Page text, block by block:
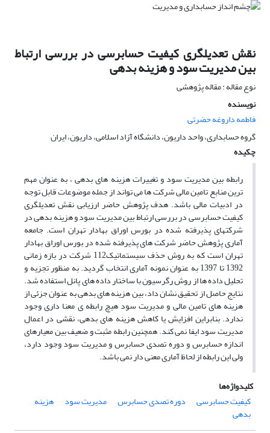
نقش تعدیلگری کیفیت حسابرسی در بررسی ارتباط
بین مدیریت سود و هزینه بدهی
نوع مقاله : مقاله پژوهشی
نویسنده
فاطمه داروغه حضرتی
گروه حسابداری، واحد داریون، دانشگاه آزاد اسلامی، داریون، ایران
چکیده
رابطه بین مدیریت سود و تغییرات هزینه های بدهی ، به عنوان مهم
ترین منابع تامین مالی شرکت ها می تواند از جمله موضوعات قابل توجه
در ادبیات مالی باشد. هدف پژوهش حاضر ارزیابی نقش تعدیلگری
کیفیت حسابرسی در بررسی ارتباط بین مدیریت سود و هزینه بدهی در
شرکتهای پذیرفته شده در بورس اوراق بهادار تهران است. جامعه
آماری پژوهش حاضر شرکت های پذیرفته شده در بورس اوراق بهادار
تهران است که به روش حذف سیستماتیک112 شرکت در بازه زمانی
1392 تا 1397 به عنوان نمونه آماری انتخاب گردید. به منظور تجزیه و
تحلیل داده ها از روش رگرسیون با ساختار داده های پانل استفاده شد.
نتایج حاصل از تحقیق نشان داد، بین هزینه های بدهی به عنوان جزئی از
هزینه های تامین مالی و مدیریت سود هیچ رابطه ی معنا داری وجود
ندارد. بنابراین افزایش یا کاهش هزینه های بدهی، نقشی در اعمال
مدیریت سود ایفا نمی کند. همچنین رابطه مثبت و ضعیف بین معیارهای
اندازه حسابرس و دوره تصدی حسابرس و مدیریت سود وجود دارد،
ولی این رابطه از لحاظ آماری معنی دار نمی باشد.
کلیدواژه‌ها
کیفیت حسابرسی
دوره تصدی حسابرس مدیریت سود هزینه
بدهی